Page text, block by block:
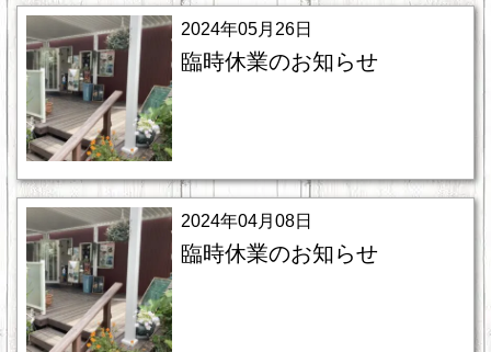
2024年05月26日
臨時休業のお知らせ
2024年04月08日
臨時休業のお知らせ